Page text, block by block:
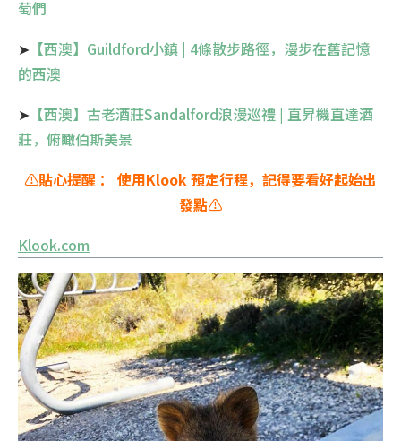
萄們
➤ 【西澳】Guildford小鎮 | 4條散步路徑，漫步在舊記憶
的西澳
➤ 【西澳】古老酒莊Sandalford浪漫巡禮 | 直昇機直達酒
莊，俯瞰伯斯美景
⚠️貼心提醒 ： 使用Klook 預定行程，記得要看好起始出
發點⚠️
Klook.com